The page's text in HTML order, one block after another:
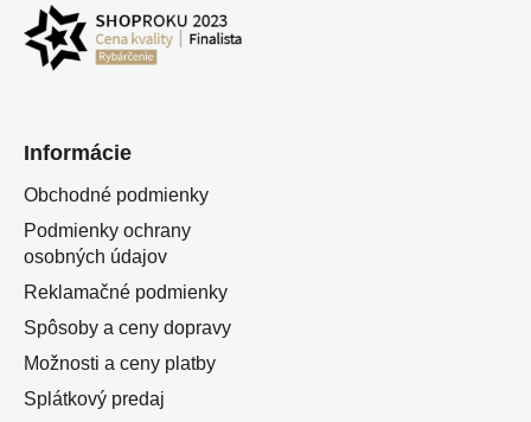
Informácie
Obchodné podmienky
Podmienky ochrany
osobných údajov
Reklamačné podmienky
Spôsoby a ceny dopravy
Možnosti a ceny platby
Splátkový predaj